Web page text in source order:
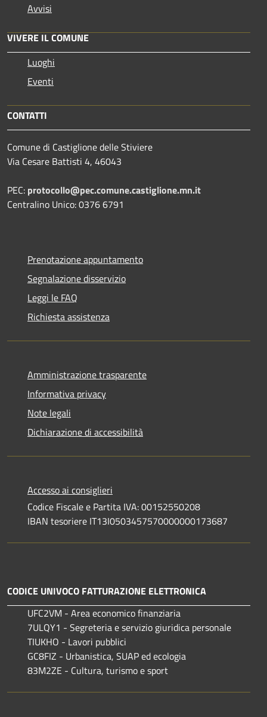
Avvisi
VIVERE IL COMUNE
Luoghi
Eventi
CONTATTI
Comune di Castiglione delle Stiviere
Via Cesare Battisti 4, 46043
PEC: protocollo@pec.comune.castiglione.mn.it
Centralino Unico: 0376 6791
Prenotazione appuntamento
Segnalazione disservizio
Leggi le FAQ
Richiesta assistenza
Amministrazione trasparente
Informativa privacy
Note legali
Dichiarazione di accessibilità
Accesso ai consiglieri
Codice Fiscale e Partita IVA: 00152550208
IBAN tesoriere IT13I0503457570000000173687
CODICE UNIVOCO FATTURAZIONE ELETTRONICA
UFC2VM - Area economico finanziaria
7ULQY1 - Segreteria e servizio giuridica personale
TIUKHO - Lavori pubblici
GC8FIZ - Urbanistica, SUAP ed ecologia
83M2ZE - Cultura, turismo e sport